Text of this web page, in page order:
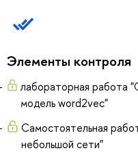
Элементы контроля
лабораторная работа
модель word2vec"
Самостоятельная
небольшой сети"